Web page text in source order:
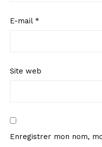
E-mail *
Site web
Enregistrer mon nom,